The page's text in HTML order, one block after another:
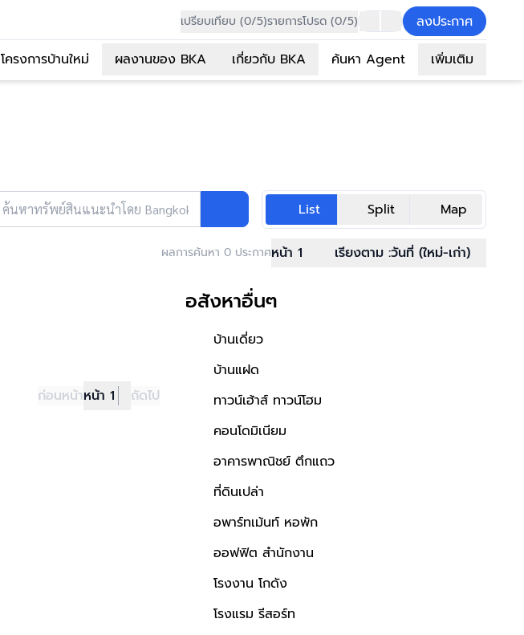
เปรียบเทียบ (0/5)รายการโปรด (0/5)
ลงประกาศ
โครงการบ้านใหม่ ผลงานของ BKA เกี่ยวกับ BKA ค้นหา Agent เพิ่มเติม
ค้นหาทรัพย์สินแนะนำโดย Bangkok Asset List Split Map
ผลการค้นหา 0 ประกาศหน้า 1 เรียงตาม :วันที่ (ใหม่-เก่า)
ก่อนหน้าหน้า 1 ถัดไป
อสังหาอื่นๆ
บ้านเดี่ยว
บ้านแฝด
ทาวน์เฮ้าส์ ทาวน์โฮม
คอนโดมิเนียม
อาคารพาณิชย์ ตึกแถว
ที่ดินเปล่า
อพาร์ทเม้นท์ หอพัก
ออฟฟิต สำนักงาน
โรงงาน โกดัง
โรงแรม รีสอร์ท